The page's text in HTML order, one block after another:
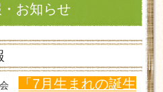
お知らせ
会
「7月生まれの誕生